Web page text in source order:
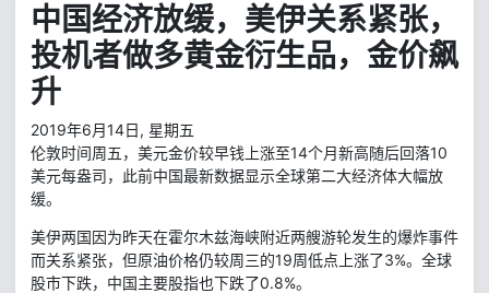
中国经济放缓，美伊关系紧张，
投机者做多黄金衍生品，金价飙
升
2019年6月14日, 星期五
伦敦时间周五，美元金价较早钱上涨至14个月新高随后回落10
美元每盎司，此前中国最新数据显示全球第二大经济体大幅放
缓。
美伊两国因为昨天在霍尔木兹海峡附近两艘游轮发生的爆炸事件
而关系紧张，但原油价格仍较周三的19周低点上涨了3%。全球
股市下跌，中国主要股指也下跌了0.8%。